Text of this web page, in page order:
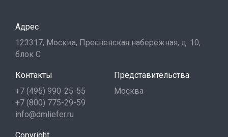
Адрес
123317, Москва, Пресненская набережная, д. 10,
блок С
Контакты
+7 (495) 990-25-55
+7 (800) 775-29-59
info@dmliefer.ru
Представительства
Москва